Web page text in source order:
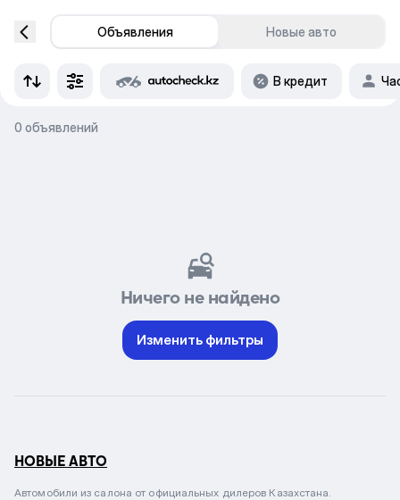
Объявления Новые авто
В кредит
0 объявлений
Ничего не найдено
Изменить фильтры
НОВЫЕ АВТО
Автомобили из салона от официальных дилеров Казахстана.